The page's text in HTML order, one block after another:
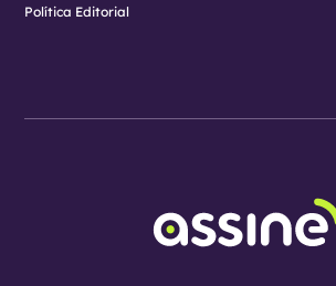
Política Editorial